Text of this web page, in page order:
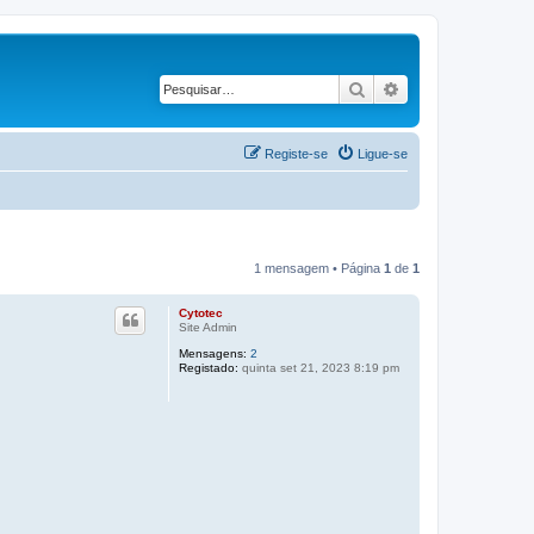
Pesquisar
Ligue-se
Registe-se
1 mensagem • Página 1 de 1
Cytotec
Site Admin
Mensagens: 2
Registado: quinta set 21, 2023 8:19 pm